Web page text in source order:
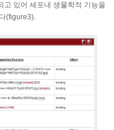
고 있어 세포내 생물학적 기능을
(figure3).